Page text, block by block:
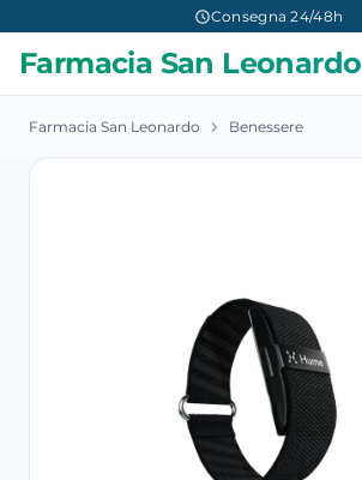
Consegna 24/48h
Farmacia San Leonardo
Farmacia San Leonardo Benessere